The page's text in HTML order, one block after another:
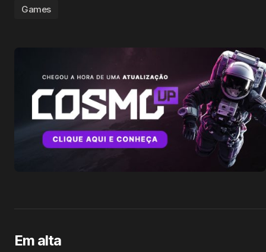
Games
Em alta